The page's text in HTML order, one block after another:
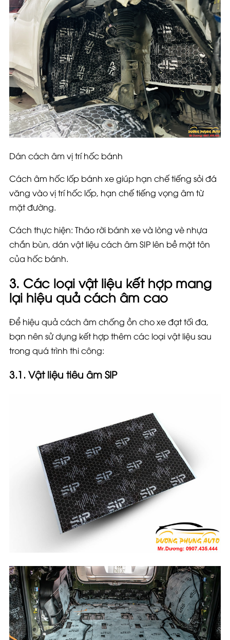
Dán cách âm vị trí hốc bánh
Cách âm hốc lốp bánh xe giúp hạn chế tiếng sỏi đá
văng vào vị trí hốc lốp, hạn chế tiếng vọng âm từ
mặt đường.
Cách thực hiện: Tháo rời bánh xe và lòng vè nhựa
chắn bùn, dán vật liệu cách âm SIP lên bề mặt tôn
của hốc bánh.
3. Các loại vật liệu kết hợp mang
lại hiệu quả cách âm cao
Để hiệu quả cách âm chống ồn cho xe đạt tối đa,
bạn nên sử dụng kết hợp thêm các loại vật liệu sau
trong quá trình thi công:
3.1. Vật liệu tiêu âm SIP